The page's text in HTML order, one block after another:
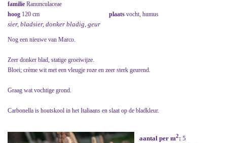
familie Ranunculaceae
hoog 120 cm plaats vocht, humus
sier, bladsier, donker bladig, geur
Nog een nieuwe van Marco.
Zeer donker blad, statige groeiwijze.
Bloei; crème wit met een vleugje roze en zeer sterk geurend.
Graag wat vochtige grond.
Carbonella is houtskool in het Italiaans en slaat op de bladkleur.
aantal per m2: 5